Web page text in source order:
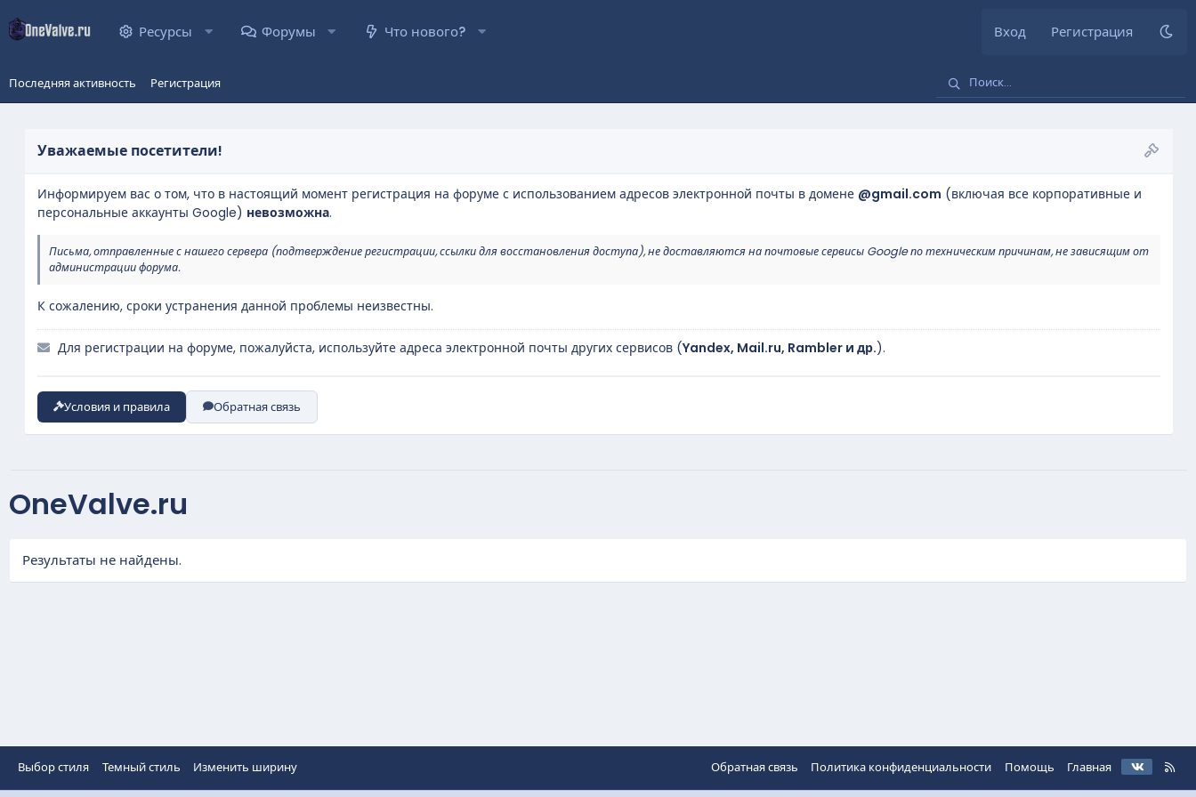
Ресурсы Форумы Что нового? Вход Регистрация
Последняя активность Регистрация
Уважаемые посетители!
Информируем вас о том, что в настоящий момент регистрация на форуме с использованием адресов электронной почты в домене @gmail.com (включая все корпоративные и
персональные аккаунты Google) невозможна.
Письма, отправленные с нашего сервера (подтверждение регистрации, ссылки для восстановления доступа), не доставляются на почтовые сервисы Google по техническим причинам, не зависящим от
администрации форума.
К сожалению, сроки устранения данной проблемы неизвестны.
Для регистрации на форуме, пожалуйста, используйте адреса электронной почты других сервисов (Yandex, Mail.ru, Rambler и др.).
Условия и правила Обратная связь
OneValve.ru
Результаты не найдены.
Выбор стиля Темный стиль Изменить ширину Обратная связь Политика конфиденциальности Помощь Главная
R